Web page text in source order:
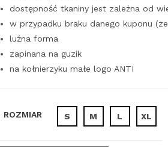
dostępność tkaniny jest zależna od
w przypadku braku danego kuponu
luźna forma
zapinana na guzik
na kołnierzyku małe logo ANTI
ROZMIAR S M L XL